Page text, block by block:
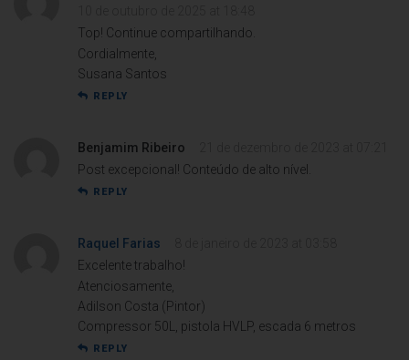
Top! Continue compartilhando.
Cordialmente,
Susana Santos
REPLY
Benjamim Ribeiro
Post excepcional! Conteúdo de alto nível.
REPLY
Raquel Farias
Excelente trabalho!
Atenciosamente,
Adilson Costa (Pintor)
Compressor 50L, pistola HVLP, escada 6 metros
REPLY